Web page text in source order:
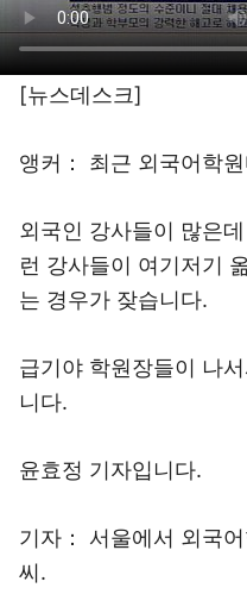
[뉴스데스크]
앵커： 최근 외국어학
외국인 강사들이 많은
런 강사들이 여기저기
는 경우가 잦습니다.
급기야 학원장들이 나
니다.
윤효정 기자입니다.
기자： 서울에서 외국
씨.